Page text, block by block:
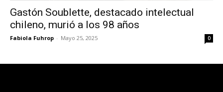
Gastón Soublette, destacado intelectual
chileno, murió a los 98 años
Fabiola Fuhrop - Mayo 25, 2025 0